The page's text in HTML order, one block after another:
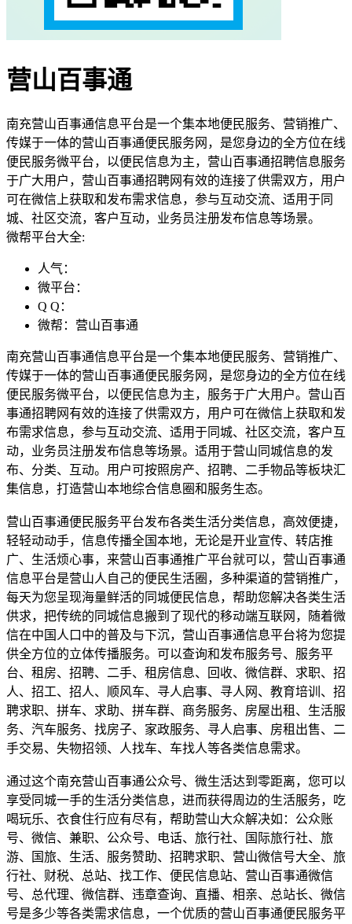
营山百事通
南充营山百事通信息平台是一个集本地便民服务、营销推广、
传媒于一体的营山百事通便民服务网，是您身边的全方位在线
便民服务微平台，以便民信息为主，营山百事通招聘信息服务
于广大用户，营山百事通招聘网有效的连接了供需双方，用户
可在微信上获取和发布需求信息，参与互动交流、适用于同
城、社区交流，客户互动，业务员注册发布信息等场景。
微帮平台大全:
人气：
微平台：
Q Q：
微帮：营山百事通
南充营山百事通信息平台是一个集本地便民服务、营销推广、
传媒于一体的营山百事通便民服务网，是您身边的全方位在线
便民服务微平台，以便民信息为主，服务于广大用户。营山百
事通招聘网有效的连接了供需双方，用户可在微信上获取和发
布需求信息，参与互动交流、适用于同城、社区交流，客户互
动，业务员注册发布信息等场景。适用于营山同城信息的发
布、分类、互动。用户可按照房产、招聘、二手物品等板块汇
集信息，打造营山本地综合信息圈和服务生态。
营山百事通便民服务平台发布各类生活分类信息，高效便捷，
轻轻动动手，信息传播全国本地，无论是开业宣传、转店推
广、生活烦心事，来营山百事通推广平台就可以，营山百事通
信息平台是营山人自己的便民生活圈，多种渠道的营销推广，
每天为您呈现海量鲜活的同城便民信息，帮助您解决各类生活
供求，把传统的同城信息搬到了现代的移动端互联网，随着微
信在中国人口中的普及与下沉，营山百事通信息平台将为您提
供全方位的立体传播服务。可以查询和发布服务号、服务平
台、租房、招聘、二手、租房信息、回收、微信群、求职、招
人、招工、招人、顺风车、寻人启事、寻人网、教育培训、招
聘求职、拼车、求助、拼车群、商务服务、房屋出租、生活服
务、汽车服务、找房子、家政服务、寻人启事、房租出售、二
手交易、失物招领、人找车、车找人等各类信息需求。
通过这个南充营山百事通公众号、微生活达到零距离，您可以
享受同城一手的生活分类信息，进而获得周边的生活服务，吃
喝玩乐、衣食住行应有尽有，帮助营山大众解决如：公众账
号、微信、兼职、公众号、电话、旅行社、国际旅行社、旅
游、国旅、生活、服务赞助、招聘求职、营山微信号大全、旅
行社、财税、总站、找工作、便民信息站、营山百事通微信
号、总代理、微信群、违章查询、直播、相亲、总站长、微信
号是多少等各类需求信息，一个优质的营山百事通便民服务平